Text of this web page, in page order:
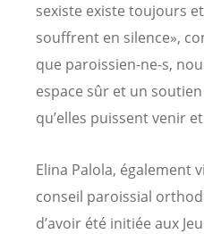
sexiste existe toujours
souffrent en silence»,
que paroissien-ne-s,
espace sûr et un
qu’elles puissent venir
Elina Palola, également
conseil paroissial
d’avoir été initiée aux